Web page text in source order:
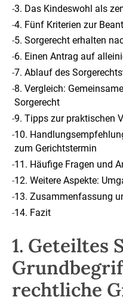
-3. Das Kindeswohl als
-4. Fünf Kriterien zur
-5. Sorgerecht erhalten
-6. Einen Antrag auf
-7. Ablauf des
-8. Vergleich:
Sorgerecht
-9. Tipps zur praktischen
-10.
zum Gerichtstermin
-11. Häufige Fragen und
-12. Weitere Aspekte:
-13. Zusammenfassung
-14. Fazit
1. Geteiltes
rechtliche